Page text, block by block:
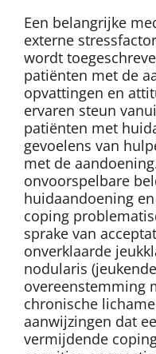
Een belangrijke
externe
wordt
patiënten met de
opvattingen en
ervaren steun
patiënten met
gevoelens van
met de
onvoorspelbare
huidaandoening en
coping
sprake van
onverklaarde
nodularis
overeenstemming
chronische
aanwijzingen dat
vermijdende